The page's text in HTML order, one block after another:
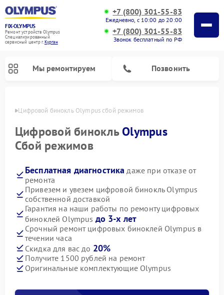
FIX-OLYMPUS
Ремонт устройств Olympus
Специализированный
cервисный центр г.Курган
+7 (800) 301-55-83
Ежедневно, с 10:00 до 20:00
+7 (800) 301-55-83
Звонок бесплатный по РФ
Мы ремонтируем Позвонить
Цифровой бинокль Olympus сбой режимов
Цифровой бинокльOlympus
Сбой режимов
Бесплатная диагностика даже при отказе от
ремонта
Привезем и увезем цифровой бинокль Olympus
собственной доставкой
Гарантия на наши работы по ремонту цифровых
биноклей Olympus до 3-х лет
Срочный ремонт цифровых биноклей Olympus в
течении часа
Скидка для вас до 20%
Получите 1500 рублей на ремонт
Оригинальные комплектующие Olympus